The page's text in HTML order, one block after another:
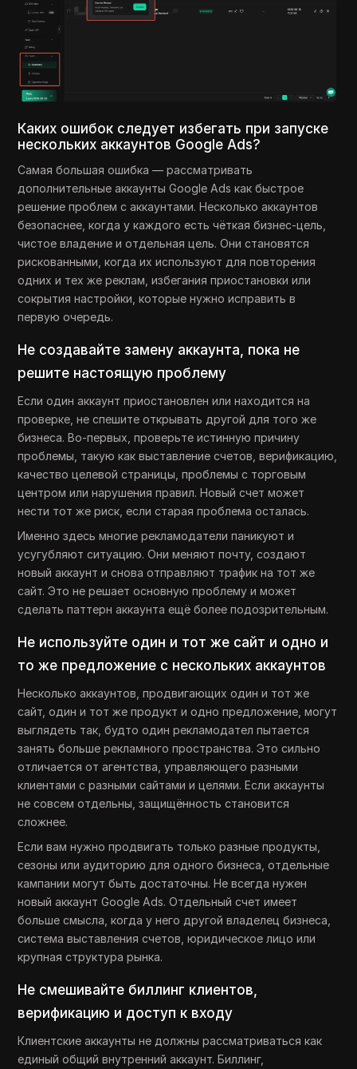
Каких ошибок следует избегать при запуске
нескольких аккаунтов Google Ads?
Самая большая ошибка — рассматривать
дополнительные аккаунты Google Ads как быстрое
решение проблем с аккаунтами. Несколько аккаунтов
безопаснее, когда у каждого есть чёткая бизнес-цель,
чистое владение и отдельная цель. Они становятся
рискованными, когда их используют для повторения
одних и тех же реклам, избегания приостановки или
сокрытия настройки, которые нужно исправить в
первую очередь.
Не создавайте замену аккаунта, пока не
решите настоящую проблему
Если один аккаунт приостановлен или находится на
проверке, не спешите открывать другой для того же
бизнеса. Во-первых, проверьте истинную причину
проблемы, такую как выставление счетов, верификацию,
качество целевой страницы, проблемы с торговым
центром или нарушения правил. Новый счет может
нести тот же риск, если старая проблема осталась.
Именно здесь многие рекламодатели паникуют и
усугубляют ситуацию. Они меняют почту, создают
новый аккаунт и снова отправляют трафик на тот же
сайт. Это не решает основную проблему и может
сделать паттерн аккаунта ещё более подозрительным.
Не используйте один и тот же сайт и одно и
то же предложение с нескольких аккаунтов
Несколько аккаунтов, продвигающих один и тот же
сайт, один и тот же продукт и одно предложение, могут
выглядеть так, будто один рекламодател пытается
занять больше рекламного пространства. Это сильно
отличается от агентства, управляющего разными
клиентами с разными сайтами и целями. Если аккаунты
не совсем отдельны, защищённость становится
сложнее.
Если вам нужно продвигать только разные продукты,
сезоны или аудиторию для одного бизнеса, отдельные
кампании могут быть достаточны. Не всегда нужен
новый аккаунт Google Ads. Отдельный счет имеет
больше смысла, когда у него другой владелец бизнеса,
система выставления счетов, юридическое лицо или
крупная структура рынка.
Не смешивайте биллинг клиентов,
верификацию и доступ к входу
Клиентские аккаунты не должны рассматриваться как
единый общий внутренний аккаунт. Биллинг,